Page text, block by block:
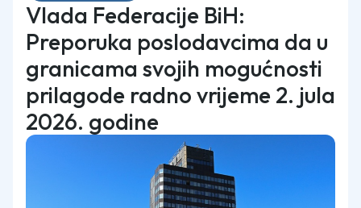
Vlada Federacije BiH:
Preporuka poslodavcima da u
granicama svojih mogućnosti
prilagode radno vrijeme 2. jula
2026. godine